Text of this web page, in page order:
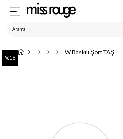
W Baskılı Şort TAŞ
16